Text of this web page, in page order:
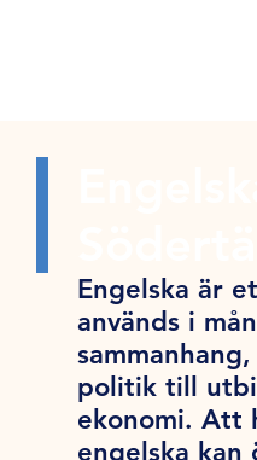
Engelska är
används i
politik till
ekonomi. Att
engelska kan